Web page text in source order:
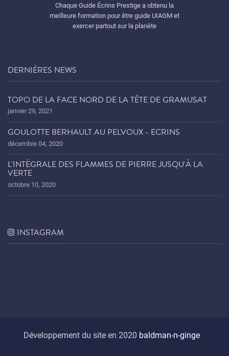
Chaque Guide Écrins Prestige a obtenu la
meilleure formation pour être guide UIAGM et
exercer partout sur la planète
DERNIÈRES NEWS
TOPO DE LA FACE NORD DE LA TÊTE DE GRAMUSAT
janvier 29, 2021
GOULOTTE BERHAULT AU PELVOUX - ECRINS
décembre 04, 2020
L'INTÉGRALE DES FLAMMES DE PIERRE JUSQU'À LA
VERTE
octobre 10, 2020
INSTAGRAM
Développement du site en 2020 baldman-n-ginge